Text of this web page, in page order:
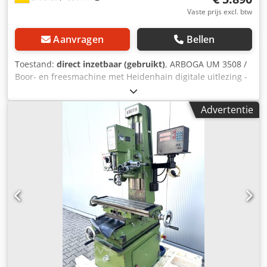
Vaste prijs excl. btw
Aanvragen Bellen
Toestand: direct inzetbaar (gebruikt), ARBOGA UM 3508 /
Boor- en freesmachine met Heidenhain digitale uitlezing -
Boorcapaciteit in staal 35 mm -Schroefdraad snijden M 24
-Verplaatsingsbereiken X/Y/Z 450x250x500 mm -
Tafelafmetingen 650x270 mm -Kruistafel -Automatische
voedingen -Heidenhain digitale uitlezing -Toerentalbereik /
versnellingsbak 70-2160 tpm -Automatische voeding -
Overhang 320 mm -Boordiepte ca. 170 mm -Boor-/freeskop
draaibaar -Boordiepte-aanslag -Motorvermogen 1,5 kW -
Bedieningspaneel Dcodpfx Ahszlg I Nehsk -Draaibanktafel
-Machinevoeten -Documentatie -Afmetingen: L x B x H 1,2 x
1,1 x 1,9 meter / Gewicht ca. 800 kg Fouten en weglatingen
voorbehouden.
Advertentie